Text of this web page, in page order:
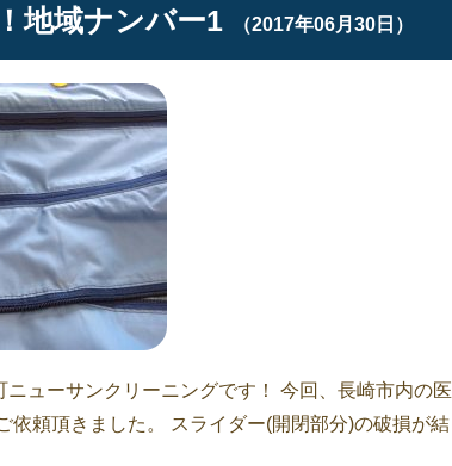
地域ナンバー1 （2017年06月30日）
ューサンクリーニングです！ 今回、長崎市内の医
頼頂きました。 スライダー(開閉部分)の破損が結